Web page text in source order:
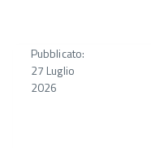
Pubblicato:
27 Luglio
2026